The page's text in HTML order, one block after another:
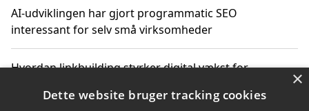
AI-udviklingen har gjort programmatic SEO
interessant for selv små virksomheder
Hvordan linkbuilding styrker digital vækst for
×
Dette website bruger tracking cookies